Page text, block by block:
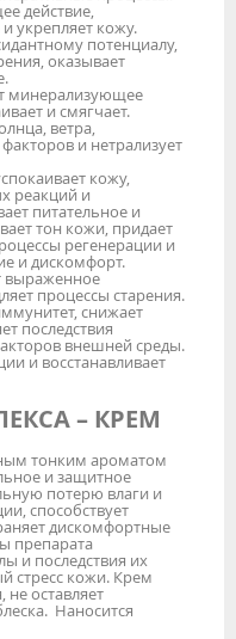
действие,
укрепляет кожу.
потенциалу,
оказывает
минерализующее
и смягчает.
ветра,
и нетрализует
кожу,
реакций и
питательное и
тон кожи, придает
регенерации и
и дискомфорт.
выраженное
процессы старения.
снижает
последствия
внешней среды.
и восстанавливает
– КРЕМ
тонким ароматом
и защитное
потерю влаги и
способствует
дискомфортные
препарата
и последствия их
стресс кожи. Крем
оставляет
Наносится